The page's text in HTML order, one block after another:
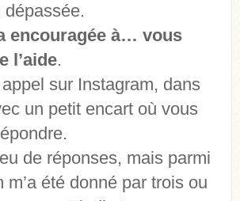
encouragée à… vous
l’aide.
sur Instagram, dans
un petit encart où vous
de réponses, mais parmi
m’a été donné par trois ou